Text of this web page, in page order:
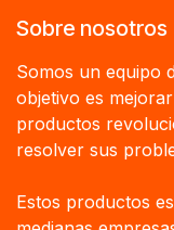
Sobre nosotros
Somos un equipo
objetivo es
productos
resolver sus
Estos productos